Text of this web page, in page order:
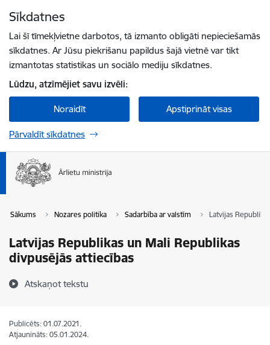
Sīkdatnes
Lai šī tīmekļvietne darbotos, tā izmanto obligāti nepieciešamās
sīkdatnes. Ar Jūsu piekrišanu papildus šajā vietnē var tikt
izmantotas statistikas un sociālo mediju sīkdatnes.
Lūdzu, atzīmējiet savu izvēli:
Noraidīt Apstiprināt visas
Pārvaldīt sīkdatnes
Sākums Nozares politika Sadarbība ar valstīm Latvijas
Latvijas Republikas un Mali Republikas
divpusējās attiecības
Atskaņot tekstu
Publicēts: 01.07.2021.
Atjaunināts: 05.01.2024.